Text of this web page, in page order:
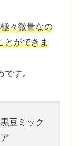
々微量なの
とができま
す。
豆ミック